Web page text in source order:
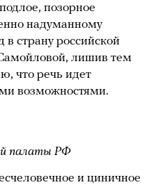
позорное
надуманному
в страну российской
лишив тем
что речь идет
возможностями.
палаты РФ
и циничное